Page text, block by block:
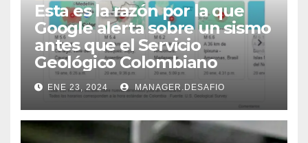
Esta es la razón por la que
Google alerta sobre un sismo
antes que el Servicio
Geológico Colombiano
ENE 23, 2024 MANAGER.DESAFIO